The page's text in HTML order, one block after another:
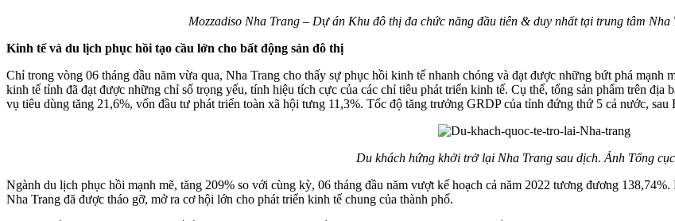
Mozzadiso Nha Trang – Dự án Khu đô thị đa chức năng đầu tiên & duy nhất tại trung tâm
Kinh tế và du lịch phục hồi tạo cầu lớn cho bất động sản đô thị
Chỉ trong vòng 06 tháng đầu năm vừa qua, Nha Trang cho thấy sự phục hồi kinh tế nhanh chóng và đạt được những bứt phá
kinh tế tỉnh đã đạt được những chỉ số trọng yếu, tính hiệu tích cực của các chỉ tiêu phát triển kinh tế. Cụ thể, tổng sản phẩm trên
vụ tiêu dùng tăng 21,6%, vốn đầu tư phát triển toàn xã hội tưng 11,3%. Tốc độ tăng trưởng GRDP của tỉnh đứng thứ 5 cả nước,
Du khách hứng khởi trở lại Nha Trang sau dịch. Ảnh Tổng
Ngành du lịch phục hồi mạnh mẽ, tăng 209% so với cùng kỳ, 06 tháng đầu năm vượt kế hoạch cả năm 2022 tương đương
Nha Trang đã được tháo gỡ, mở ra cơ hội lớn cho phát triển kinh tế chung của thành phố.